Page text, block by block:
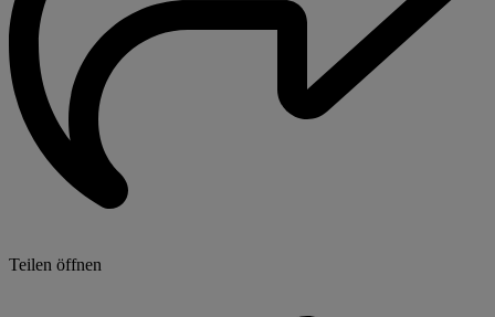
Teilen öffnen